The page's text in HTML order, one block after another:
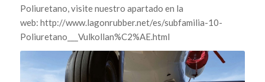
Poliuretano, visite nuestro apartado en la
web: http://www.lagonrubber.net/es/subfamilia-10-
Poliuretano___Vulkollan%C2%AE.html